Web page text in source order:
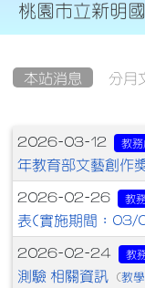
桃園市立新明
本站消息 分月
文章列表
2026-03-12 教務
年教育部文藝創作
2026-02-26 教
表(實施期間：
2026-02-24 教
測驗 相關資訊
(教